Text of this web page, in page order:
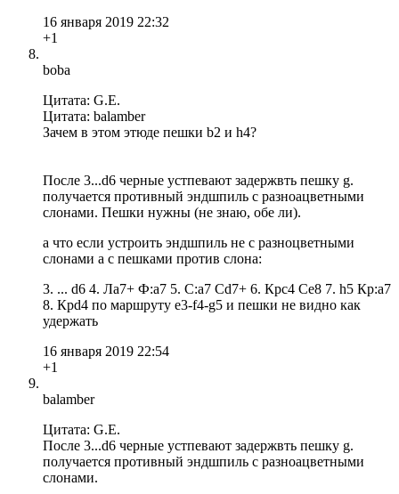
16 января 2019 22:32
+1
boba
Цитата: G.E.
Цитата: balamber
Зачем в этом этюде пешки b2 и h4?
После 3...d6 черные устпевают задержвть пешку g.
получается противный эндшпиль с разноацветными
слонами. Пешки нужны (не знаю, обе ли).
а что если устроить эндшпиль не с разноцветными
слонами а с пешками против слона:
3. ... d6 4. Лa7+ Ф:a7 5. C:a7 Cd7+ 6. Крc4 Ce8 7. h5 Кр:a7
8. Крd4 по маршруту e3-f4-g5 и пешки не видно как
удержать
16 января 2019 22:54
+1
balamber
Цитата: G.E.
После 3...d6 черные устпевают задержвть пешку g.
получается противный эндшпиль с разноацветными
слонами.